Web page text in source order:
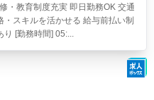
・教育制度充実 即日勤務OK 交通
スキルを活かせる 給与前払い制
り [勤務時間] 05:...